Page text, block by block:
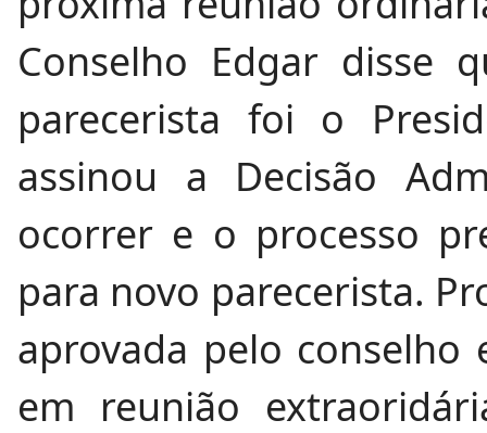
Conselho Edgar disse
parecerista foi o
assinou a Decisão
ocorrer e o processo
para novo parecerista.
aprovada pelo
em reunião